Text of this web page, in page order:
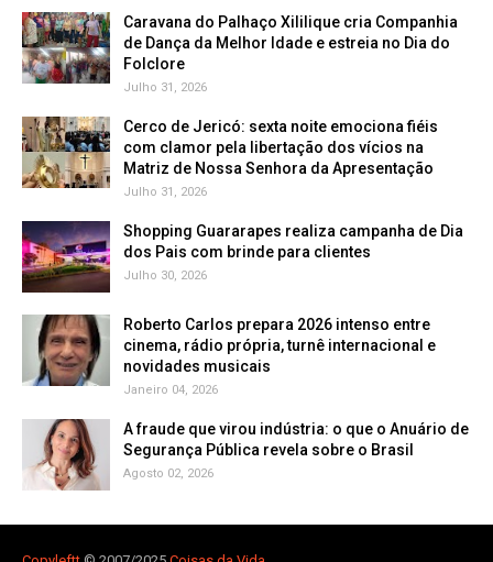
Caravana do Palhaço Xililique cria Companhia
de Dança da Melhor Idade e estreia no Dia do
Folclore
Julho 31, 2026
Cerco de Jericó: sexta noite emociona fiéis
com clamor pela libertação dos vícios na
Matriz de Nossa Senhora da Apresentação
Julho 31, 2026
Shopping Guararapes realiza campanha de Dia
dos Pais com brinde para clientes
Julho 30, 2026
Roberto Carlos prepara 2026 intenso entre
cinema, rádio própria, turnê internacional e
novidades musicais
Janeiro 04, 2026
A fraude que virou indústria: o que o Anuário de
Segurança Pública revela sobre o Brasil
Agosto 02, 2026